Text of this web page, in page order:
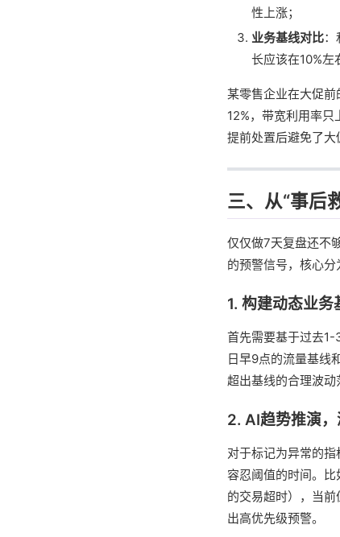
性上涨；
业务基线对比
长应该在10%左
某零售企业在大促
12%，带宽利用率只
提前处置后避免了大
三、从“事后
仅仅做7天复盘还不
的预警信号，核心分
1. 构建动态业
首先需要基于过去
日早9点的流量基线
超出基线的合理波动
2. AI趋势推演
对于标记为异常的
容忍阈值的时间。
的交易超时），当
出高优先级预警。